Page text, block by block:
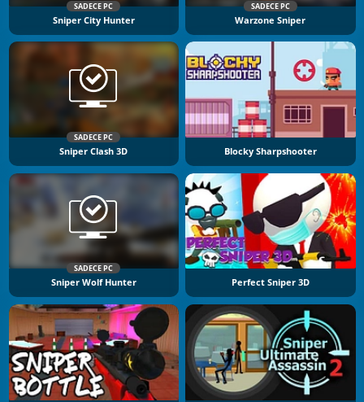
SADECE PC
Sniper City Hunter
SADECE PC
Warzone Sniper
SADECE PC
Sniper Clash 3D Blocky Sharpshooter
SADECE PC
Sniper Wolf Hunter Perfect Sniper 3D